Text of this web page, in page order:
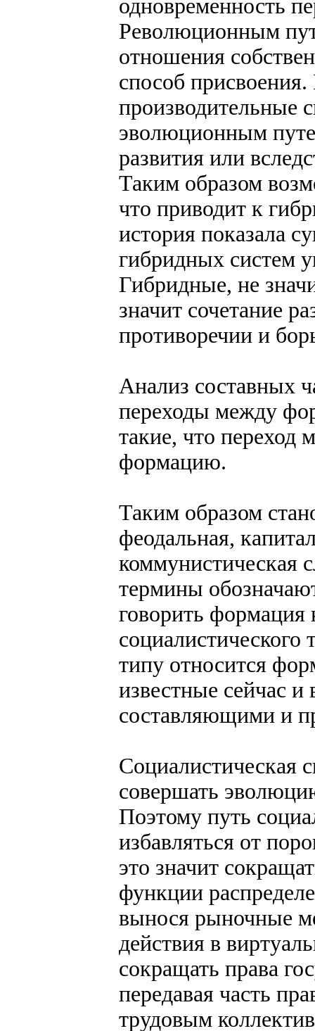
одновременность
Революционным
отношения
способ
производительные
эволюционным
развития или
Таким образом
что приводит к
история показала
гибридных систем
Гибридные, не
значит сочетание
противоречии и
Анализ составных
переходы между
такие, что переход
формацию.
Таким образом
феодальная,
коммунистическая
термины
говорить формация
социалистического
типу относится
известные сейчас
составляющими и
Социалистическая
совершать
Поэтому путь
избавляться от
это значит
функции
вынося рыночные
действия в
сокращать права
передавая часть
трудовым